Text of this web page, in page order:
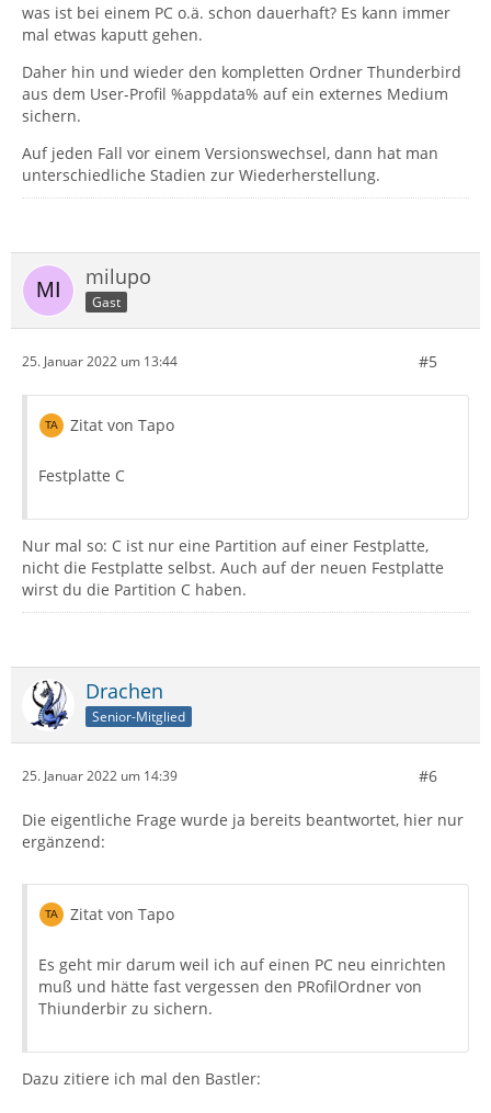
was ist bei einem PC o.ä. schon dauerhaft? Es kann immer
mal etwas kaputt gehen.
Daher hin und wieder den kompletten Ordner Thunderbird
aus dem User-Profil %appdata% auf ein externes Medium
sichern.
Auf jeden Fall vor einem Versionswechsel, dann hat man
unterschiedliche Stadien zur Wiederherstellung.
milupo
Gast
25. Januar 2022 um 13:44 #5
Zitat von Tapo
Festplatte C
Nur mal so: C ist nur eine Partition auf einer Festplatte,
nicht die Festplatte selbst. Auch auf der neuen Festplatte
wirst du die Partition C haben.
Drachen
Senior-Mitglied
25. Januar 2022 um 14:39 #6
Die eigentliche Frage wurde ja bereits beantwortet, hier nur
ergänzend:
Zitat von Tapo
Es geht mir darum weil ich auf einen PC neu einrichten
muß und hätte fast vergessen den PRofilOrdner von
Thiunderbir zu sichern.
Dazu zitiere ich mal den Bastler: